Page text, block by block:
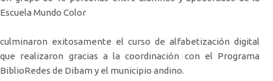
Escuela Mundo Color
culminaron exitosamente el curso de alfabetización digital
que realizaron gracias a la coordinación con el Programa
BiblioRedes de Dibam y el municipio andino.